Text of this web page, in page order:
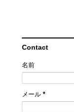
Contact
名前
メール *